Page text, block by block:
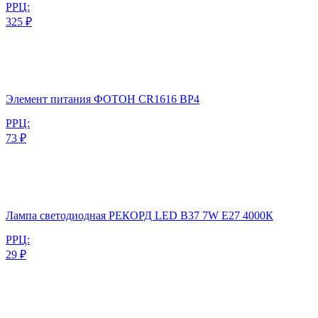
РРЦ:
325 ₽
Элемент питания ФОТОН CR1616 BP4
РРЦ:
73 ₽
Лампа светодиодная РЕКОРД LED B37 7W Е27 4000К
РРЦ:
29 ₽